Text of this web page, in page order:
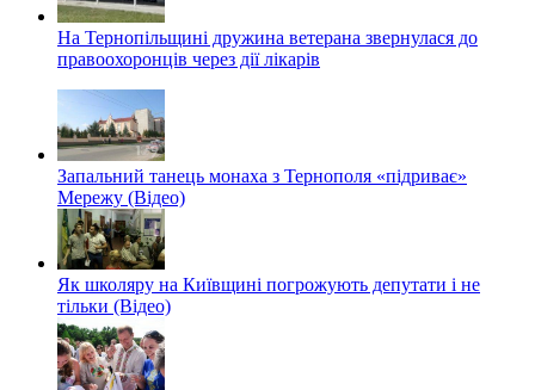
На Тернопільщині дружина ветерана звернулася до
правоохоронців через дії лікарів
Запальний танець монаха з Тернополя «підриває»
Мережу (Відео)
Як школяру на Київщині погрожують депутати і не
тільки (Відео)